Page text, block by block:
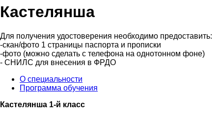
Кастелянша
Для получения удостоверения необходимо предоставить:
-скан/фото 1 страницы паспорта и прописки
-фото (можно сделать с телефона на однотонном фоне)
- СНИЛС для внесения в ФРДО
О специальности
Программа обучения
Кастелянша 1-й класс